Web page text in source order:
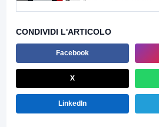
CONDIVIDI L'ARTICOLO
Facebook
X
LinkedIn